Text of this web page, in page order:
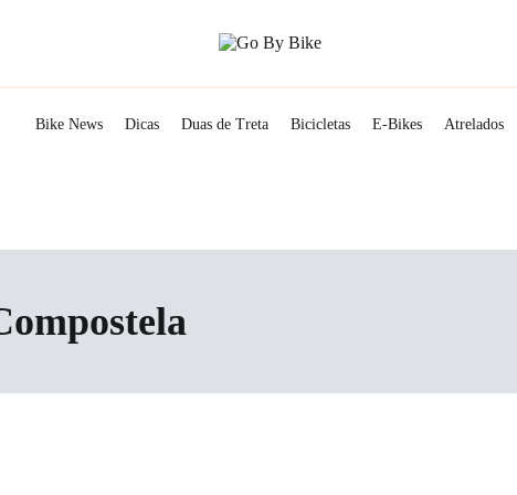
Bike News
Dicas Duas de Treta Bicicletas E-Bikes Atrelados